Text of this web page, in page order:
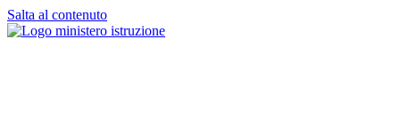
Salta al contenuto